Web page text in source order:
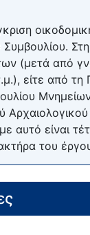
(μετά από
είτε από
αυτό είναι
του